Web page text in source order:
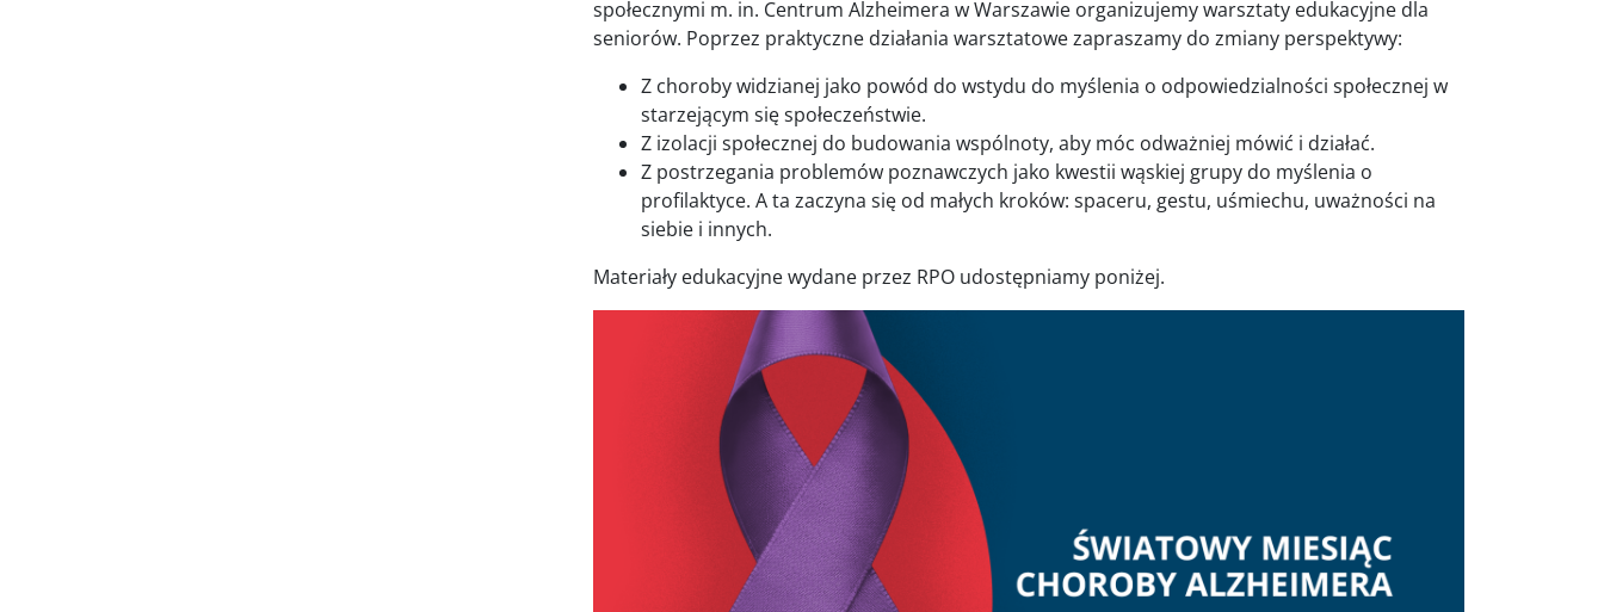
społecznymi m. in. Centrum Alzheimera w Warszawie organizujemy warsztaty edukacyjne dla
seniorów. Poprzez praktyczne działania warsztatowe zapraszamy do zmiany perspektywy:
Z choroby widzianej jako powód do wstydu do myślenia o odpowiedzialności społecznej w
starzejącym się społeczeństwie.
Z izolacji społecznej do budowania wspólnoty, aby móc odważniej mówić i działać.
Z postrzegania problemów poznawczych jako kwestii wąskiej grupy do myślenia o
profilaktyce. A ta zaczyna się od małych kroków: spaceru, gestu, uśmiechu, uważności na
siebie i innych.
Materiały edukacyjne wydane przez RPO udostępniamy poniżej.